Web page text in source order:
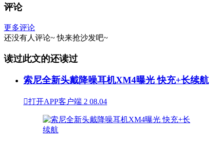
评论
更多评论
还没有人评论~ 快来抢沙发吧~
读过此文的还读过
索尼全新头戴降噪耳机XM4曝光 快充+长续航
打开APP客户端 2 08.04